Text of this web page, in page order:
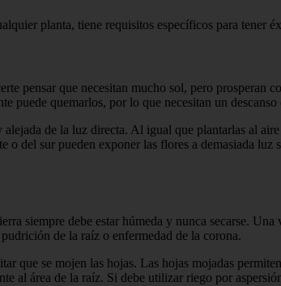
planta, tiene requisitos específicos para tener
pensar que necesitan mucho sol, pero prosperan
puede quemarlos, por lo que necesitan un descanso
de la luz directa. Al igual que plantarlas al
del sur pueden exponer las flores a demasiada
siempre debe estar húmeda y nunca secarse.
de la raíz o enfermedad de la corona.
que se mojen las hojas. Las hojas mojadas
al área de la raíz. Si debe utilizar riego por